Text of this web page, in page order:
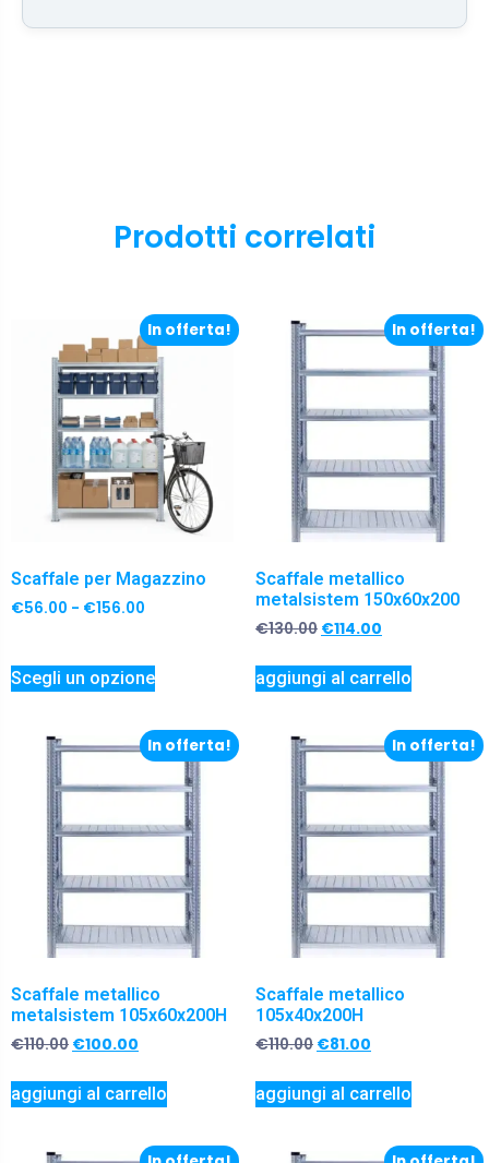
Prodotti correlati
In offerta!
Scaffale per Magazzino
€56.00 - €156.00
Scegli un opzione
In offerta!
Scaffale metallico
metalsistem 150x60x200
€130.00 €114.00
aggiungi al carrello
In offerta!
Scaffale metallico
metalsistem 105x60x200H
€110.00 €100.00
aggiungi al carrello
In offerta!
Scaffale metallico
105x40x200H
€110.00 €81.00
aggiungi al carrello